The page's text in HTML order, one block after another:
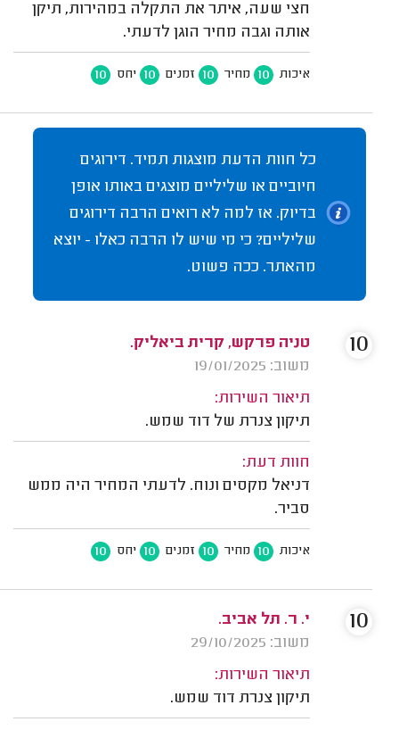
חצי שעה, איתר את התקלה במהירות, תיקן
אותה וגבה מחיר הוגן לדעתי.
איכות 10 מחיר 10 זמנים 10 יחס 10
כל חוות הדעת מוצגות תמיד. דירוגים
חיוביים או שליליים מוצגים באותו אופן
בדיוק. אז למה לא רואים הרבה דירוגים
שליליים? כי מי שיש לו הרבה כאלו - יוצא
מהאתר. ככה פשוט.
טניה פרקש, קרית ביאליק.
משוב: 19/01/2025
תיאור השירות:
תיקון צנרת של דוד שמש.
חוות דעת:
דניאל מקסים ונוח. לדעתי המחיר היה ממש
סביר.
איכות 10 מחיר 10 זמנים 10 יחס 10
10
י. ר. תל אביב.
משוב: 29/10/2025
תיאור השירות:
תיקון צנרת דוד שמש.
10